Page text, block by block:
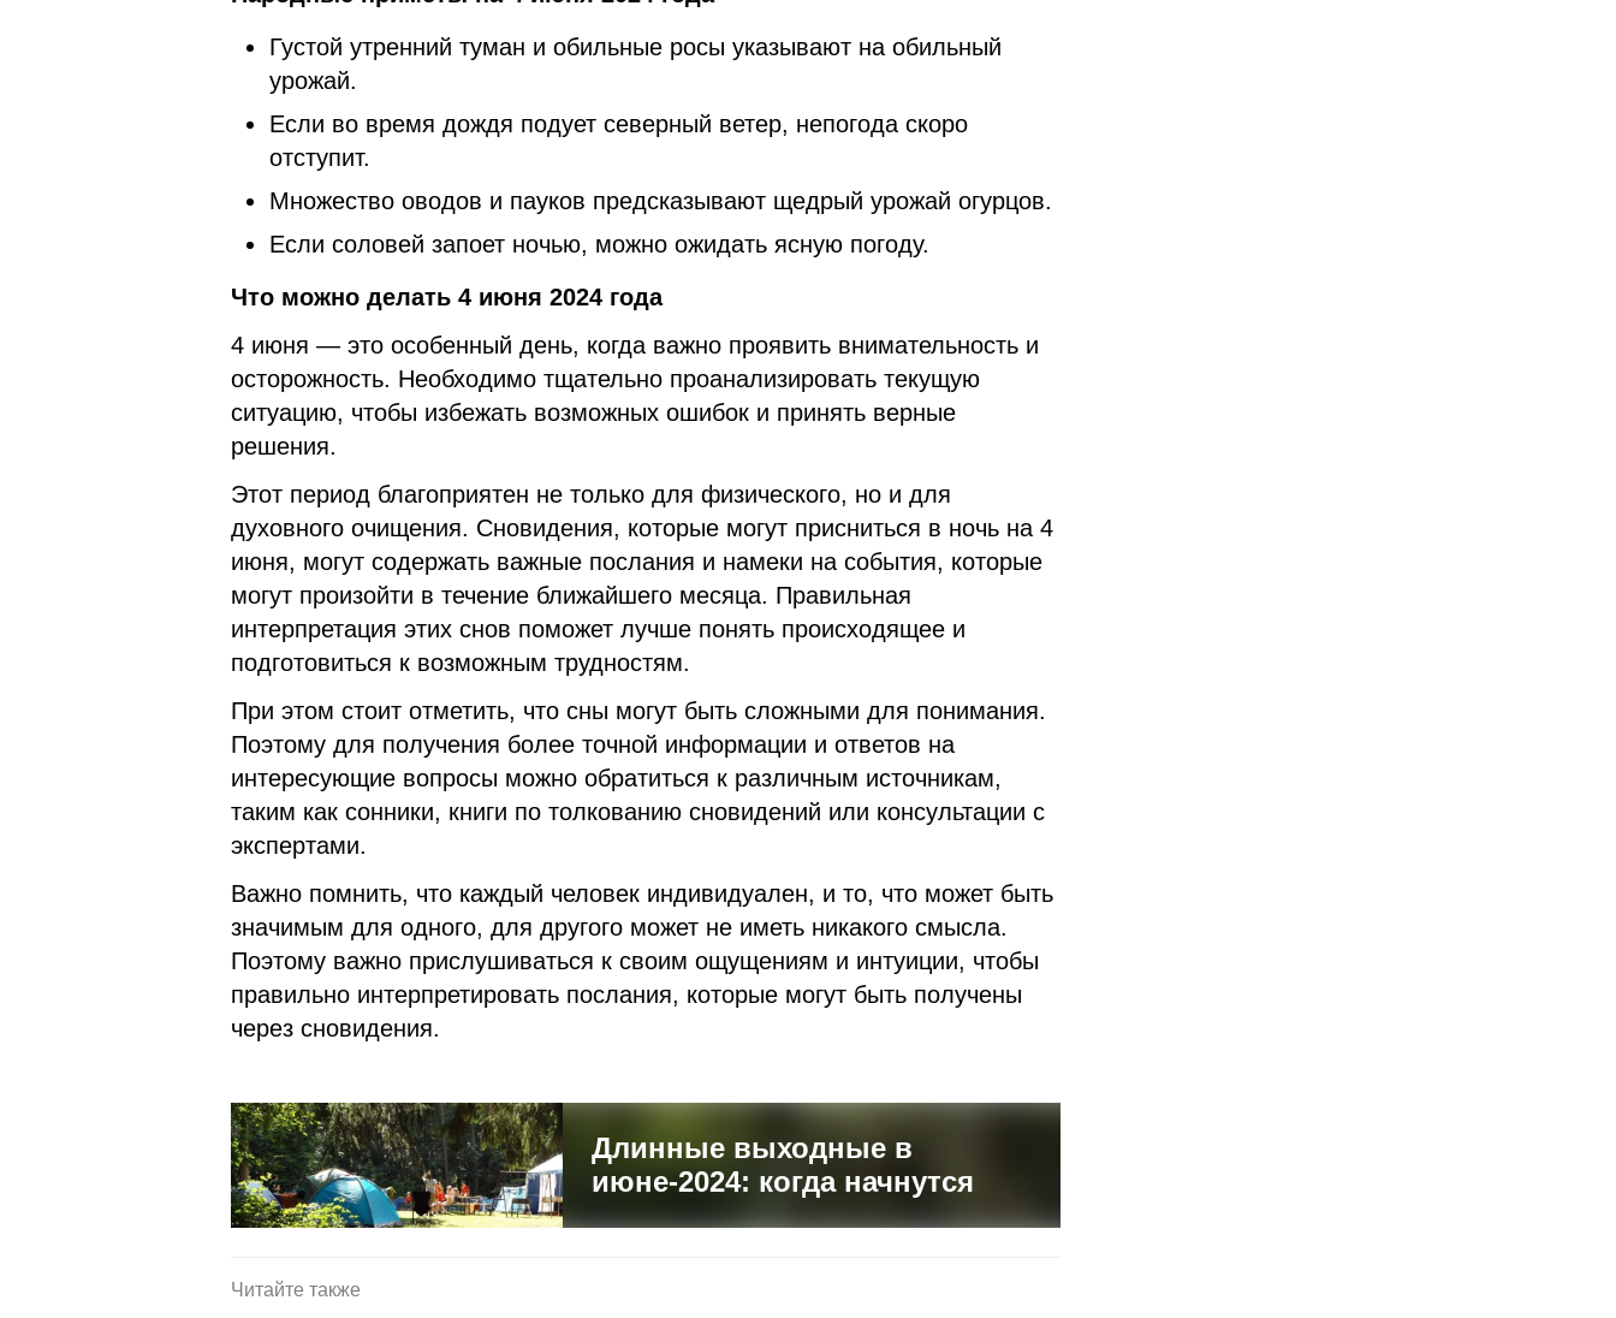
Густой утренний туман и обильные росы указывают на обильный
урожай.
Если во время дождя подует северный ветер, непогода скоро
отступит.
Множество оводов и пауков предсказывают щедрый урожай огурцов.
Если соловей запоет ночью, можно ожидать ясную погоду.
Что можно делать 4 июня 2024 года
4 июня — это особенный день, когда важно проявить внимательность и
осторожность. Необходимо тщательно проанализировать текущую
ситуацию, чтобы избежать возможных ошибок и принять верные
решения.
Этот период благоприятен не только для физического, но и для
духовного очищения. Сновидения, которые могут присниться в ночь на 4
июня, могут содержать важные послания и намеки на события, которые
могут произойти в течение ближайшего месяца. Правильная
интерпретация этих снов поможет лучше понять происходящее и
подготовиться к возможным трудностям.
При этом стоит отметить, что сны могут быть сложными для понимания.
Поэтому для получения более точной информации и ответов на
интересующие вопросы можно обратиться к различным источникам,
таким как сонники, книги по толкованию сновидений или консультации с
экспертами.
Важно помнить, что каждый человек индивидуален, и то, что может быть
значимым для одного, для другого может не иметь никакого смысла.
Поэтому важно прислушиваться к своим ощущениям и интуиции, чтобы
правильно интерпретировать послания, которые могут быть получены
через сновидения.
Длинные выходные в
июне-2024: когда начнутся
Читайте также